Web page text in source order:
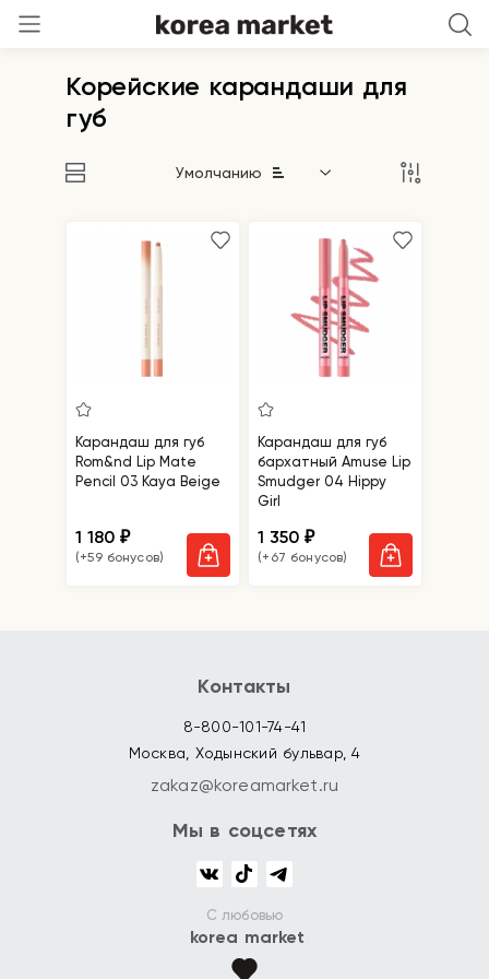
Корейские карандаши для
губ
Умолчанию
Карандаш для губ
Rom&nd Lip Mate
Pencil 03 Kaya Beige
1 180₽
(+59 бонусов)
Карандаш для губ
бархатный Amuse Lip
Smudger 04 Hippy
Girl
1 350₽
(+67 бонусов)
Контакты
8-800-101-74-41
Москва, Ходынский бульвар, 4
zakaz@koreamarket.ru
Мы в соцсетях
С любовью
korea market